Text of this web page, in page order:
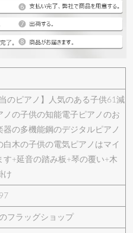
当のピアノ】人気のある子供61減
ノの子供の知能電子ピアノのお
器の多機能鋼のデジタルピアノ
白木の子供の電気ピアノはマイ
す+延音の踏み板+琴の覆い+木
け
フラッグショップ